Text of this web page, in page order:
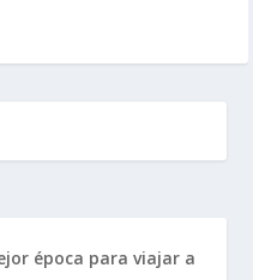
época para viajar a